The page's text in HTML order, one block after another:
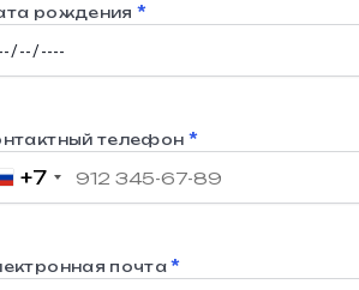
рождения*
телефон *
+7
почта*